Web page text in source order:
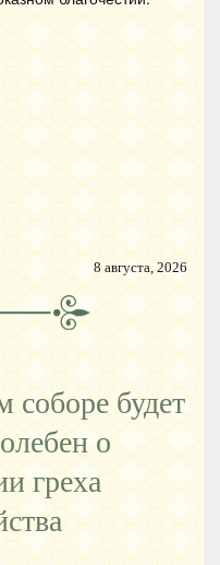
8 августа, 2026
будет
о
греха